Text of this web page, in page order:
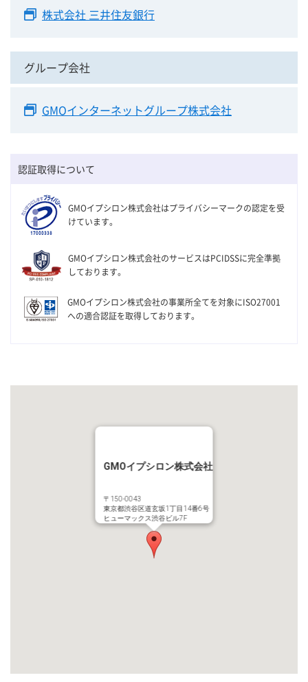
株式会社 三井住友銀行
グループ会社
GMOインターネットグループ株式会社
認証取得について
GMOイプシロン株式会社はプライバシーマークの認定を受
けています。
GMOイプシロン株式会社のサービスはPCIDSSに完全準拠
しております。
GMOイプシロン株式会社の事業所全てを対象にISO27001
への適合認証を取得しております。
GMOイプシロン株式会社
〒150-0043
東京都渋谷区道玄坂1丁目14番6号
ヒューマックス渋谷ビル7F